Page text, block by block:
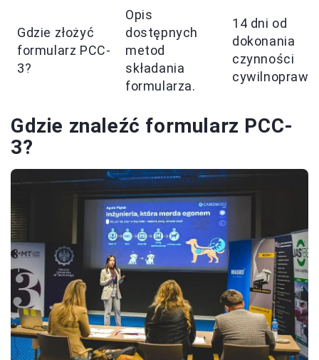
Gdzie złożyć
formularz PCC-
3?
Opis
dostępnych
metod
składania
formularza.
14 dni od
dokonania
czynności
Gdzie znaleźć formularz PCC-
3?